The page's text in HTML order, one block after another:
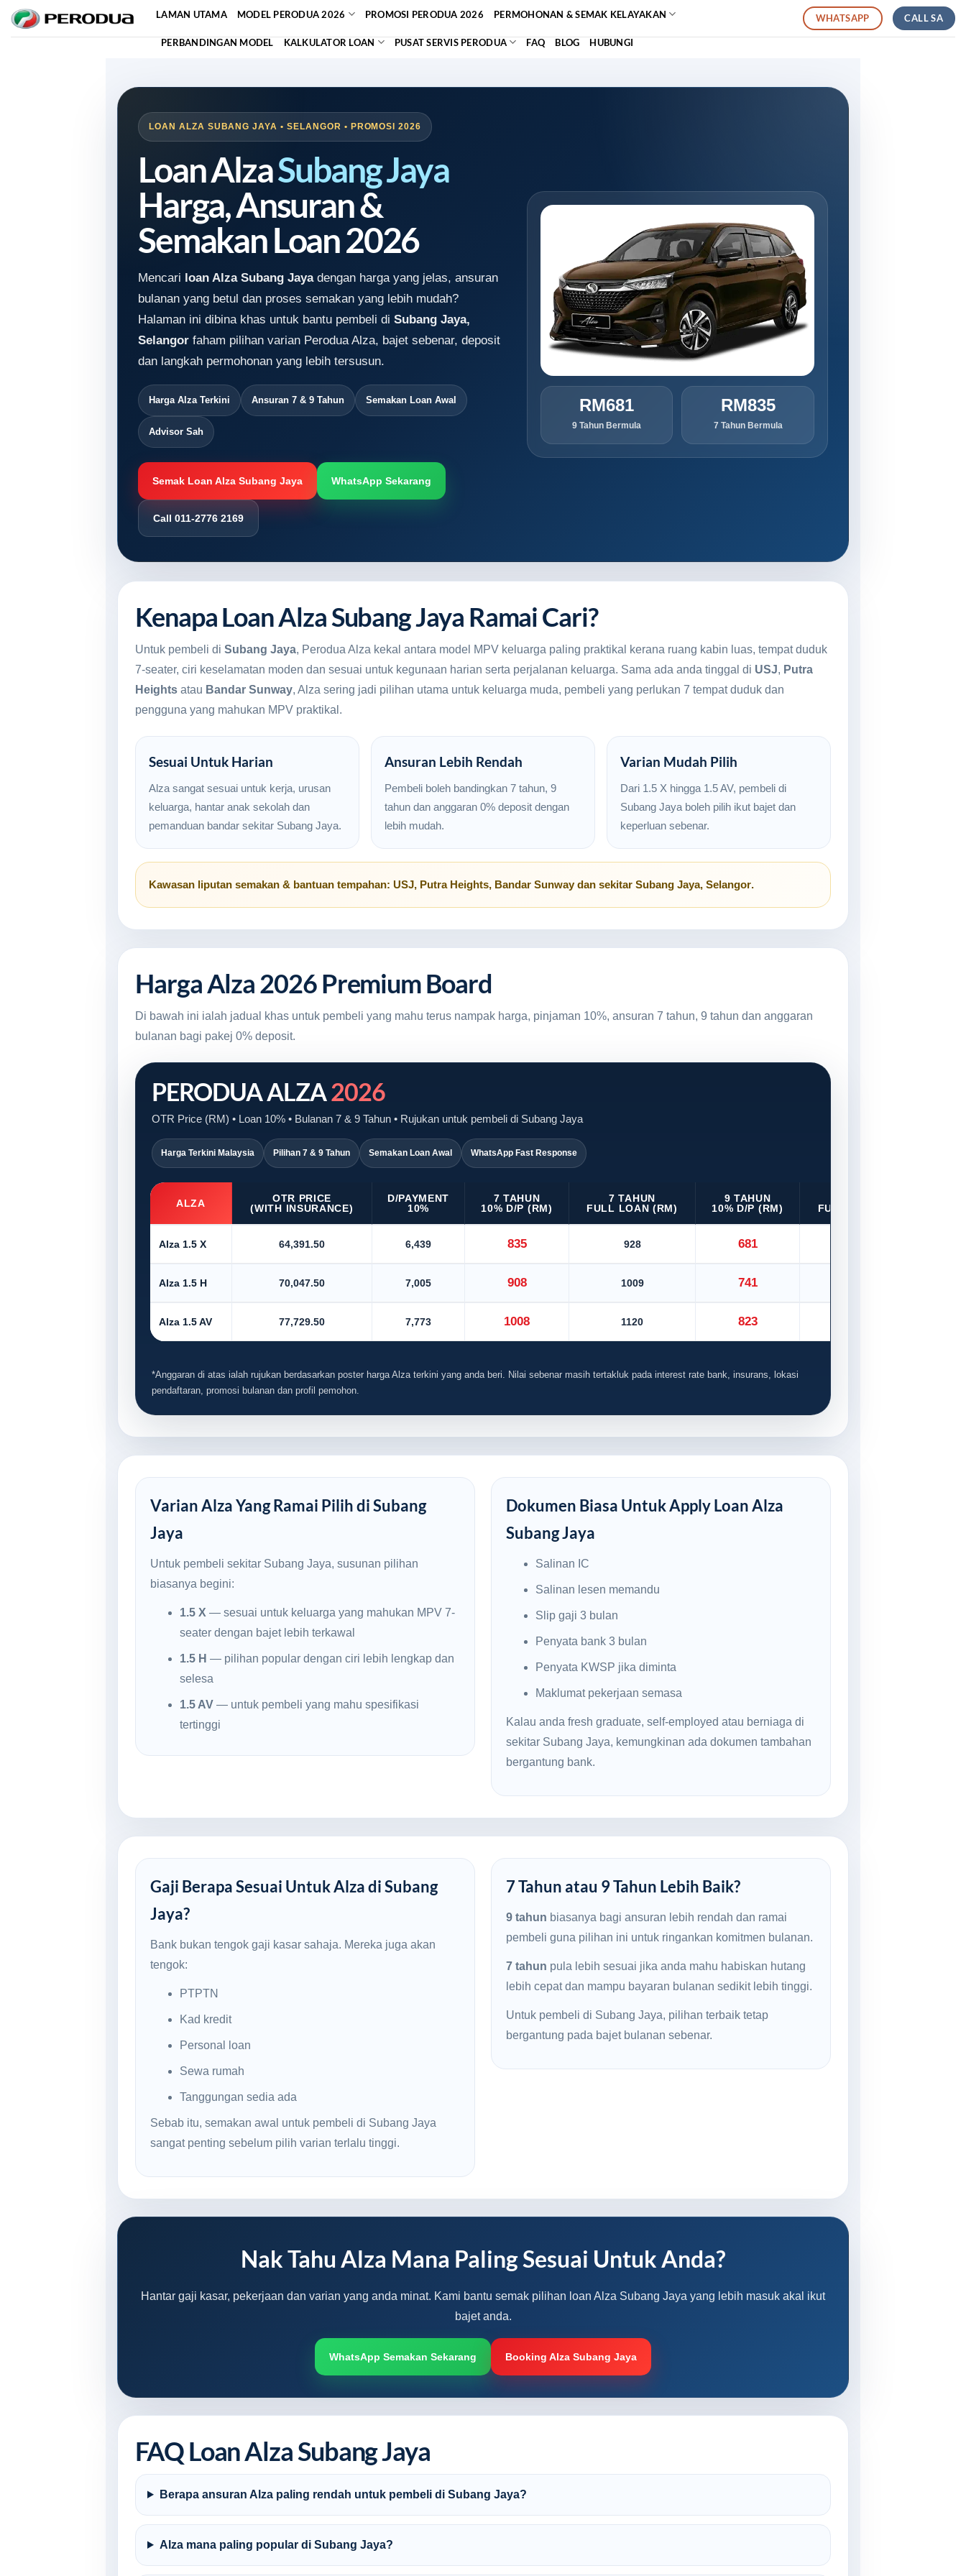
Skip
LAMAN UTAMA MODEL PERODUA 2026 PROMOSI PERODUA 2026 PERMOHONAN & SEMAK KELAYAKAN
PERBANDINGAN MODEL KALKULATOR LOAN PUSAT SERVIS PERODUA FAQ BLOG HUBUNGI
WHATSAPP CALL SA
LOAN ALZA SUBANG JAYA • SELANGOR • PROMOSI 2026
Loan AlzaSubang Jaya
Harga, Ansuran &
Semakan Loan 2026
Mencari loan Alza Subang Jayadengan harga yang jelas, ansuran
bulanan yang betul dan proses semakan yang lebih mudah?
Halaman ini dibina khas untuk bantu pembeli di Subang Jaya,
Selangor faham pilihan varian Perodua Alza, bajet sebenar, deposit
dan langkah permohonan yang lebih tersusun.
Harga Alza Terkini Ansuran 7 & 9 Tahun Semakan Loan Awal
Advisor Sah
Semak Loan Alza Subang Jaya WhatsApp Sekarang
Call 011-2776 2169
RM681
9 Tahun Bermula
RM835
7 Tahun Bermula
Kenapa Loan Alza Subang Jaya Ramai Cari?
Untuk pembeli di Subang Jaya, Perodua Alza kekal antara model MPV keluarga paling praktikal kerana ruang kabin luas, tempat duduk
7-seater, ciri keselamatan moden dan sesuai untuk kegunaan harian serta perjalanan keluarga. Sama ada anda tinggal di USJ, Putra
Heights atau Bandar Sunway, Alza sering jadi pilihan utama untuk keluarga muda, pembeli yang perlukan 7 tempat duduk dan
pengguna yang mahukan MPV praktikal.
Sesuai Untuk Harian
Alza sangat sesuai untuk kerja, urusan
keluarga, hantar anak sekolah dan
pemanduan bandar sekitar Subang Jaya.
Ansuran Lebih Rendah
Pembeli boleh bandingkan 7 tahun, 9
tahun dan anggaran 0% deposit dengan
lebih mudah.
Varian Mudah Pilih
Dari 1.5 X hingga 1.5 AV, pembeli di
Subang Jaya boleh pilih ikut bajet dan
keperluan sebenar.
Kawasan liputan semakan & bantuan tempahan: USJ, Putra Heights, Bandar Sunway dan sekitar Subang Jaya, Selangor.
Harga Alza 2026 Premium Board
Di bawah ini ialah jadual khas untuk pembeli yang mahu terus nampak harga, pinjaman 10%, ansuran 7 tahun, 9 tahun dan anggaran
bulanan bagi pakej 0% deposit.
PERODUA ALZA2026
OTR Price (RM) • Loan 10% • Bulanan 7 & 9 Tahun • Rujukan untuk pembeli di Subang Jaya
Harga Terkini Malaysia Pilihan 7 & 9 Tahun Semakan Loan Awal WhatsApp Fast Response
ALZA
OTR PRICE
(WITH INSURANCE)
D/PAYMENT
10%
7 TAHUN
10% D/P (RM)
7 TAHUN
FULL LOAN (RM)
9 TAHUN
10% D/P (RM)
FULL LOAN (RM)
Alza 1.5 X 64,391.50 6,439 835 928 681
Alza 1.5 H 70,047.50 7,005 908 1009 741
Alza 1.5 AV 77,729.50 7,773 1008 1120 823
*Anggaran di atas ialah rujukan berdasarkan poster harga Alza terkini yang anda beri. Nilai sebenar masih tertakluk pada interest rate bank, insurans, lokasi
pendaftaran, promosi bulanan dan profil pemohon.
Varian Alza Yang Ramai Pilih di Subang
Jaya
Untuk pembeli sekitar Subang Jaya, susunan pilihan
biasanya begini:
1.5 X — sesuai untuk keluarga yang mahukan MPV 7-
seater dengan bajet lebih terkawal
1.5 H — pilihan popular dengan ciri lebih lengkap dan
selesa
1.5 AV— untuk pembeli yang mahu spesifikasi
tertinggi
Dokumen Biasa Untuk Apply Loan Alza
Subang Jaya
Salinan IC
Salinan lesen memandu
Slip gaji 3 bulan
Penyata bank 3 bulan
Penyata KWSP jika diminta
Maklumat pekerjaan semasa
Kalau anda fresh graduate, self-employed atau berniaga di
sekitar Subang Jaya, kemungkinan ada dokumen tambahan
bergantung bank.
Gaji Berapa Sesuai Untuk Alza di Subang
Jaya?
Bank bukan tengok gaji kasar sahaja. Mereka juga akan
tengok:
PTPTN
Kad kredit
Personal loan
Sewa rumah
Tanggungan sedia ada
Sebab itu, semakan awal untuk pembeli di Subang Jaya
sangat penting sebelum pilih varian terlalu tinggi.
7 Tahun atau 9 Tahun Lebih Baik?
9 tahun biasanya bagi ansuran lebih rendah dan ramai
pembeli guna pilihan ini untuk ringankan komitmen bulanan.
7 tahun pula lebih sesuai jika anda mahu habiskan hutang
lebih cepat dan mampu bayaran bulanan sedikit lebih tinggi.
Untuk pembeli di Subang Jaya, pilihan terbaik tetap
bergantung pada bajet bulanan sebenar.
Nak Tahu Alza Mana Paling Sesuai Untuk Anda?
Hantar gaji kasar, pekerjaan dan varian yang anda minat. Kami bantu semak pilihan loan Alza Subang Jaya yang lebih masuk akal ikut
bajet anda.
WhatsApp Semakan Sekarang Booking Alza Subang Jaya
FAQ Loan Alza Subang Jaya
Berapa ansuran Alza paling rendah untuk pembeli di Subang Jaya?
Alza mana paling popular di Subang Jaya?